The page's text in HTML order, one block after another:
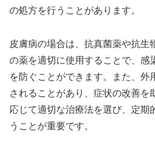
の処方を行うことがあります。
皮膚病の場合は、抗真菌薬や抗生
の薬を適切に使用することで、感
を防ぐことができます。また、外
されることがあり、症状の改善を
応じて適切な治療法を選び、定期
うことが重要です。